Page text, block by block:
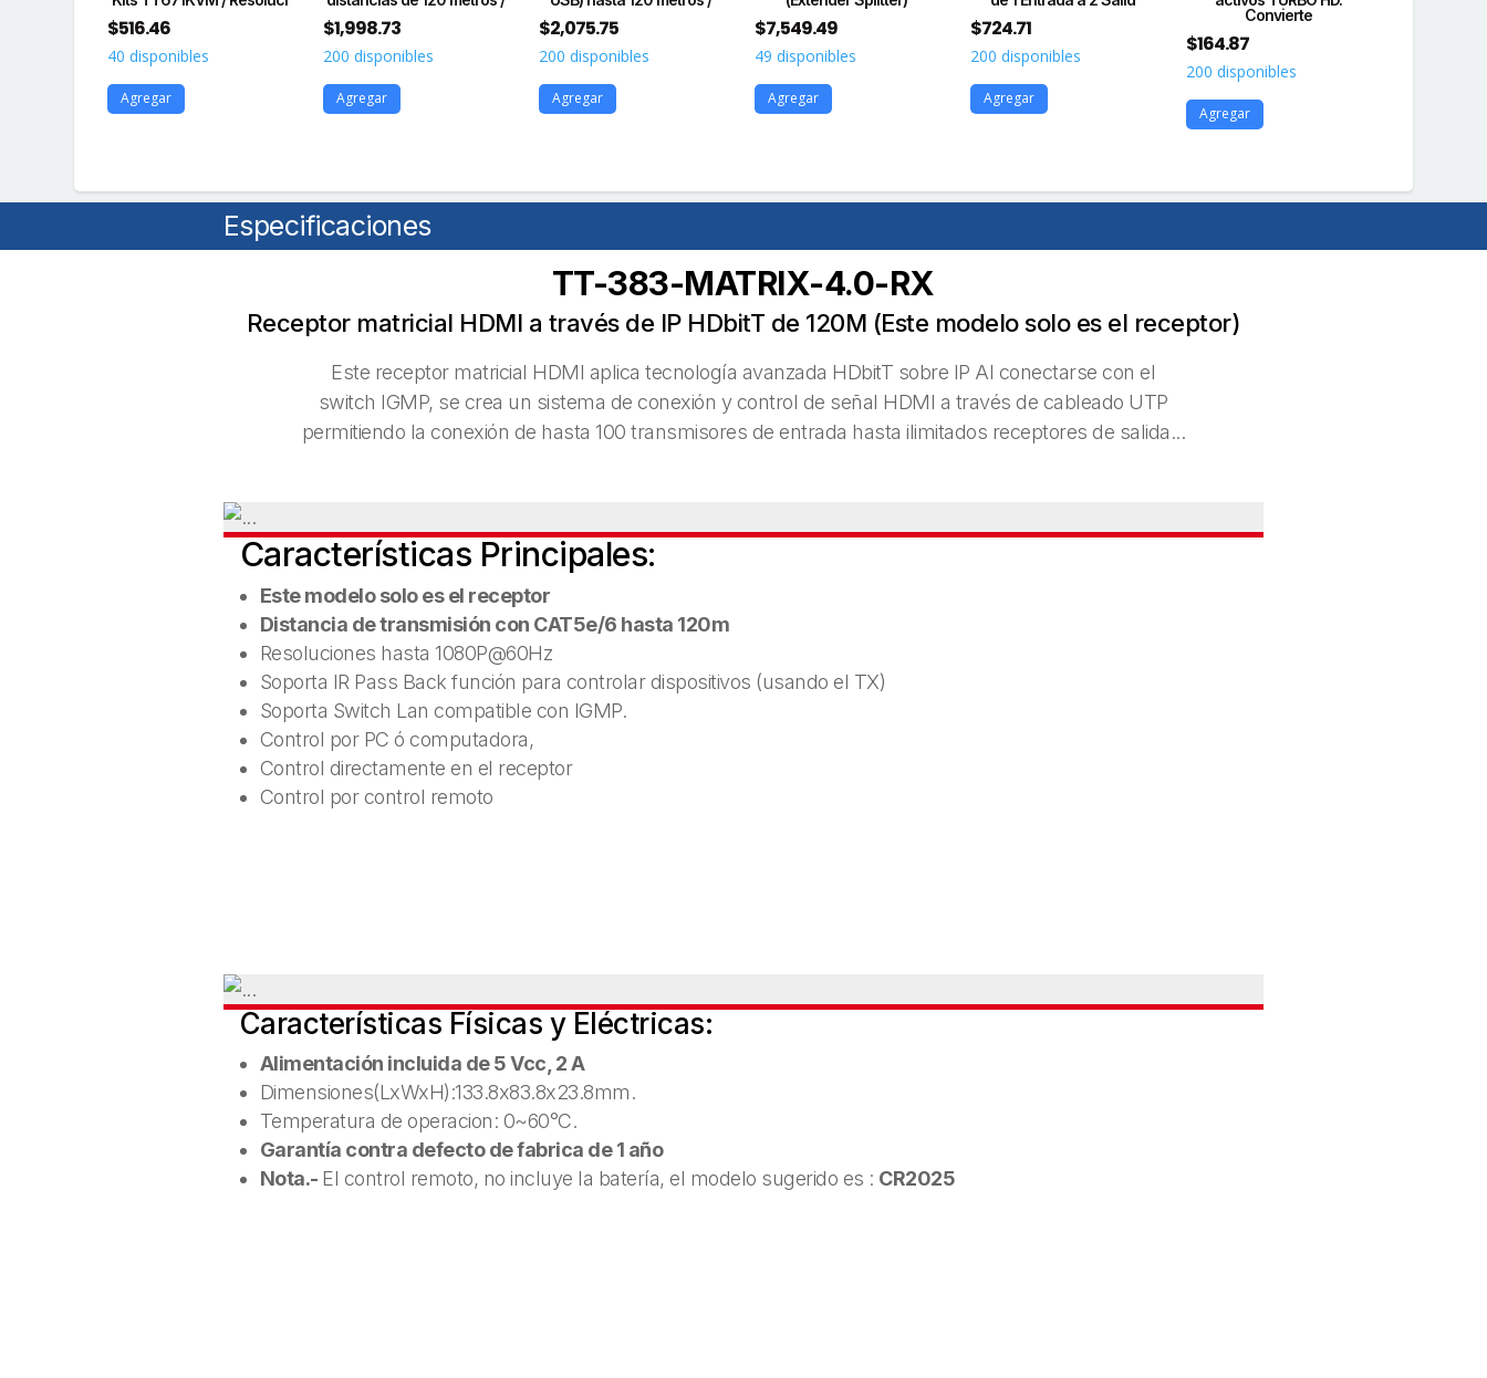
$516.46
40 disponibles
Agregar
$1,998.73
200 disponibles
Agregar
$2,075.75
200 disponibles
Agregar
$7,549.49
49 disponibles
Agregar
$724.71
200 disponibles
Agregar
Convierte
$164.87
200 disponibles
Agregar
Especificaciones
TT-383-MATRIX-4.0-RX
Receptor matricial HDMI a través de IP HDbitT de 120M (Este modelo solo es el receptor)
Este receptor matricial HDMI aplica tecnología avanzada HDbitT sobre IP Al conectarse con el
switch IGMP, se crea un sistema de conexión y control de señal HDMI a través de cableado UTP
permitiendo la conexión de hasta 100 transmisores de entrada hasta ilimitados receptores de salida...
Características Principales:
Este modelo solo es el receptor
Distancia de transmisión con CAT5e/6 hasta 120m
Resoluciones hasta 1080P@60Hz
Soporta IR Pass Back función para controlar dispositivos (usando el TX)
Soporta Switch Lan compatible con IGMP.
Control por PC ó computadora,
Control directamente en el receptor
Control por control remoto
Características Físicas y Eléctricas:
Alimentación incluida de 5 Vcc, 2 A
Dimensiones(LxWxH):133.8x83.8x23.8mm.
Temperatura de operacion: 0~60°C.
Garantía contra defecto de fabrica de 1 año
Nota.- El control remoto, no incluye la batería, el modelo sugerido es : CR2025